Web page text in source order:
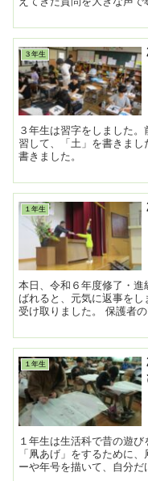
３年生
３年生は習字をしました
習して、「土」を書きま
書きました。
１年生
本日、令和６年度修了・
ばれると、元気に返事を
受け取りました。 保護者の皆様、地域の皆様には１年間大変お世話
１年生
１年生は生活科で昔の遊
「凧あげ」をするために
ーや年号を描いて、自分だ